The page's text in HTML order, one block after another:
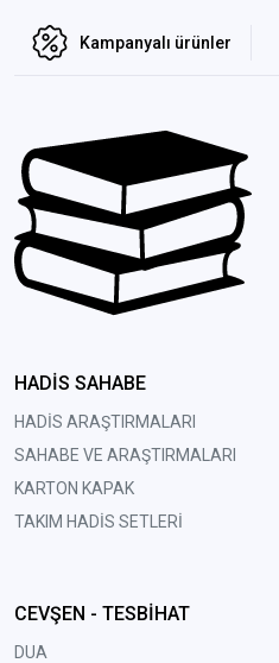
Kampanyalı ürünler
HADİS SAHABE
HADİS ARAŞTIRMALARI
SAHABE VE ARAŞTIRMALARI
KARTON KAPAK
TAKIM HADİS SETLERİ
CEVŞEN - TESBİHAT
DUA